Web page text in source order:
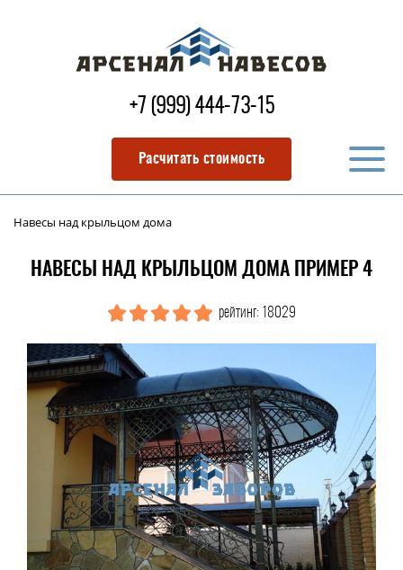
+7 (999) 444-73-15
Расчитать стоимость
Навесы над крыльцом дома
НАВЕСЫ НАД КРЫЛЬЦОМ ДОМА ПРИМЕР 4
рейтинг: 18029